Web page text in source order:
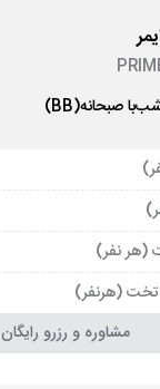
با صبحانه(BB)
(هر نفر)
(هرنفر)
مشاوره و رزرو رایگان